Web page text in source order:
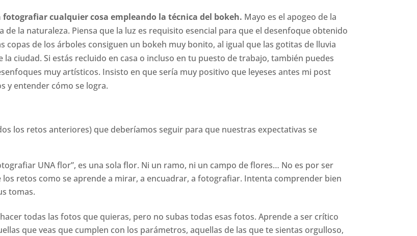
cualquier cosa empleando la técnica del bokeh. Mayo es el apogeo de la
la naturaleza. Piensa que la luz es requisito esencial para que el desenfoque obtenido
copas de los árboles consiguen un bokeh muy bonito, al igual que las gotitas de lluvia
ciudad. Si estás recluido en casa o incluso en tu puesto de trabajo, también puedes
muy artísticos. Insisto en que sería muy positivo que leyeses antes mi post
y entender cómo se logra.
los retos anteriores) que deberíamos seguir para que nuestras expectativas se
UNA flor”, es una sola flor. Ni un ramo, ni un campo de flores… No es por ser
retos como se aprende a mirar, a encuadrar, a fotografiar. Intenta comprender bien
tomas.
todas las fotos que quieras, pero no subas todas esas fotos. Aprende a ser crítico
que veas que cumplen con los parámetros, aquellas de las que te sientas orgulloso,